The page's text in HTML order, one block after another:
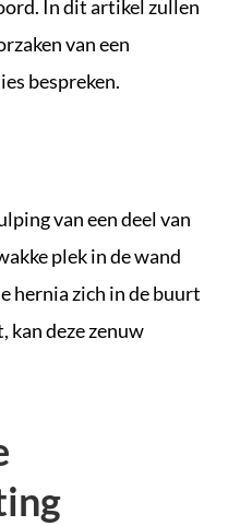
In dit artikel zullen
van een
bespreken.
van een deel van
plek in de wand
hernia zich in de buurt
kan deze zenuw